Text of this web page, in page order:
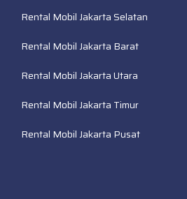
Rental Mobil Jakarta Selatan
Rental Mobil Jakarta Barat
Rental Mobil Jakarta Utara
Rental Mobil Jakarta Timur
Rental Mobil Jakarta Pusat